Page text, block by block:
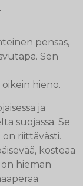
pensas,
Sen
hieno.
ja
suojassa. Se
riittävästi.
kosteaa
hieman